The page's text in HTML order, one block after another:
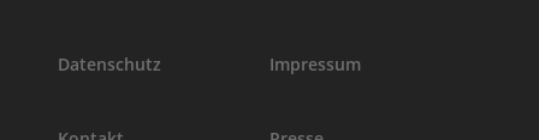
Datenschutz Impressum